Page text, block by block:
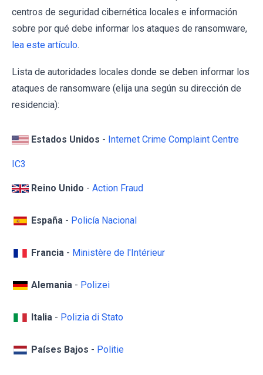
centros de seguridad cibernética locales e información
sobre por qué debe informar los ataques de ransomware,
lea este artículo.
Lista de autoridades locales donde se deben informar los
ataques de ransomware (elija una según su dirección de
residencia):
Estados Unidos - Internet Crime Complaint Centre
IC3
Reino Unido - Action Fraud
España - Policía Nacional
Francia - Ministère de l'Intérieur
Alemania - Polizei
Italia - Polizia di Stato
Países Bajos - Politie